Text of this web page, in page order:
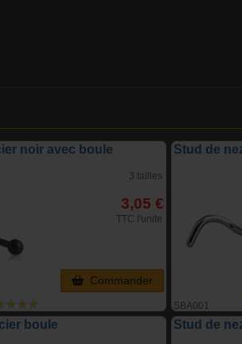
noir avec boule
3 tailles
3,05 €
TTC l'unite
Commander
Stud de
SBA001
boule Stud de